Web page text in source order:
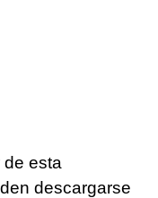
de esta
descargarse